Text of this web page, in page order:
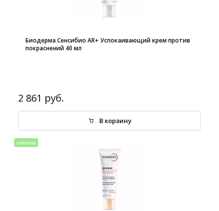
Биодерма Сенсибио AR+ Успокаивающий крем против
покраснений 40 мл
2 861 руб.
В корзину
новинка